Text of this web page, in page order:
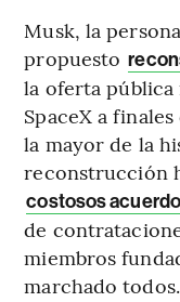
Musk, la
propuesto
la oferta
SpaceX a
la mayor de la
reconstrucción
costosos
de
miembros
marchado todos.